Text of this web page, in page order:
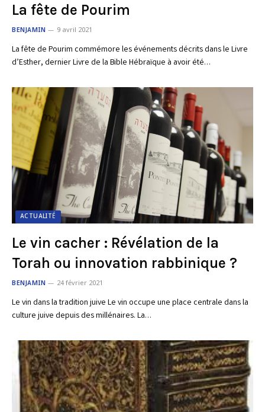
La fête de Pourim
BENJAMIN 9 avril 2021
La fête de Pourim commémore les événements décrits dans le Livre
d’Esther, dernier Livre de la Bible Hébraïque à avoir été…
ACTUALITÉ
Le vin cacher : Révélation de la
Torah ou innovation rabbinique ?
BENJAMIN 24 février 2021
Le vin dans la tradition juive Le vin occupe une place centrale dans la
culture juive depuis des millénaires. La…